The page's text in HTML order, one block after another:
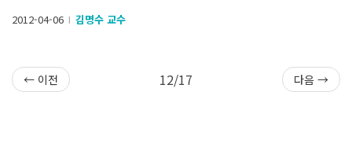
2012-04-06 l 김명수 교수
← 이전 12/17 다음 →